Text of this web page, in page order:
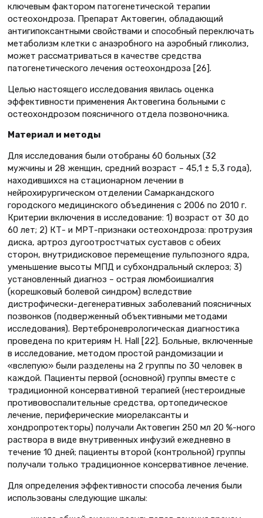
ключевым фактором патогенетической терапии
остеохондроза. Препарат Актовегин, обладающий
антигипоксантными свойствами и способный переключать
метаболизм клетки с анаэробного на аэробный гликолиз,
может рассматриваться в качестве средства
патогенетического лечения остеохондроза [26].
Целью настоящего исследования явилась оценка
эффективности применения Актовегина больными с
остеохондрозом поясничного отдела позвоночника.
Материал и методы
Для исследования были отобраны 60 больных (32
мужчины и 28 женщин, средний возраст – 45,1 ± 5,3 года),
находившихся на стационарном лечении в
нейрохирургическом отделении Самаркандского
городского медицинского объединения с 2006 по 2010 г.
Критерии включения в исследование: 1) возраст от 30 до
60 лет; 2) КТ- и МРТ-признаки остеохондроза: протрузия
диска, артроз дугоотростчатых суставов с обеих
сторон, внутридисковое перемещение пульпозного ядра,
уменьшение высоты МПД и субхондральный склероз; 3)
установленный диагноз – острая люмбоишиалгия
(корешковый болевой синдром) вследствие
дистрофически-дегенеративных заболеваний поясничных
позвонков (подверженный объективными методами
исследования). Вертеброневрологическая диагностика
проведена по критериям H. Hall [22]. Больные, включенные
в исследование, методом простой рандомизации и
«вслепую» были разделены на 2 группы по 30 человек в
каждой. Пациенты первой (основной) группы вместе с
традиционной консервативной терапией (нестероидные
противовоспалительные средства, ортопедическое
лечение, периферические миорелаксанты и
хондропротекторы) получали Актовегин 250 мл 20 %-ного
раствора в виде внутривенных инфузий ежедневно в
течение 10 дней; пациенты второй (контрольной) группы
получали только традиционное консервативное лечение.
Для определения эффективности способа лечения были
использованы следующие шкалы: